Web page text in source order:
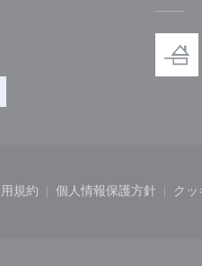
いウィンドウで開きます))
((新しいウィンドウで開きます
ウィンドウで開きます))
規約
((新しいウィンドウで開きます))
個人情報保護方針
((新しいウィン
ク